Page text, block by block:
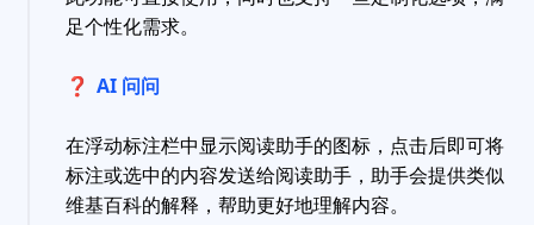
足个性化需求。
❓ AI 问问
在浮动标注栏中显示阅读助手的图标，点击后即可将
标注或选中的内容发送给阅读助手，助手会提供类似
维基百科的解释，帮助更好地理解内容。